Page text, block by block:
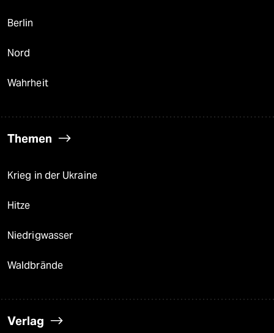
Berlin
Nord
Wahrheit
Themen
Krieg in der Ukraine
Hitze
Niedrigwasser
Waldbrände
Verlag